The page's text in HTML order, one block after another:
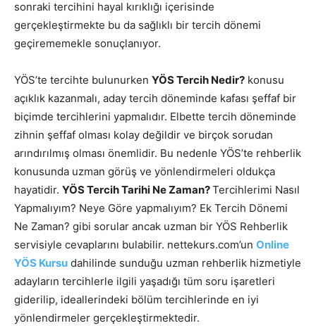
sonraki tercihini hayal kırıklığı içerisinde
gerçekleştirmekte bu da sağlıklı bir tercih dönemi
geçirememekle sonuçlanıyor.
YÖS’te tercihte bulunurken YÖS Tercih Nedir? konusu
açıklık kazanmalı, aday tercih döneminde kafası şeffaf bir
biçimde tercihlerini yapmalıdır. Elbette tercih döneminde
zihnin şeffaf olması kolay değildir ve birçok sorudan
arındırılmış olması önemlidir. Bu nedenle YÖS’te rehberlik
konusunda uzman görüş ve yönlendirmeleri oldukça
hayatidir. YÖS Tercih Tarihi Ne Zaman?Tercihlerimi Nasıl
Yapmalıyım? Neye Göre yapmalıyım? Ek Tercih Dönemi
Ne Zaman? gibi sorular ancak uzman bir YÖS Rehberlik
servisiyle cevaplarını bulabilir. nettekurs.com’un Online
YÖS Kursu dahilinde sunduğu uzman rehberlik hizmetiyle
adayların tercihlerle ilgili yaşadığı tüm soru işaretleri
giderilip, ideallerindeki bölüm tercihlerinde en iyi
yönlendirmeler gerçekleştirmektedir.